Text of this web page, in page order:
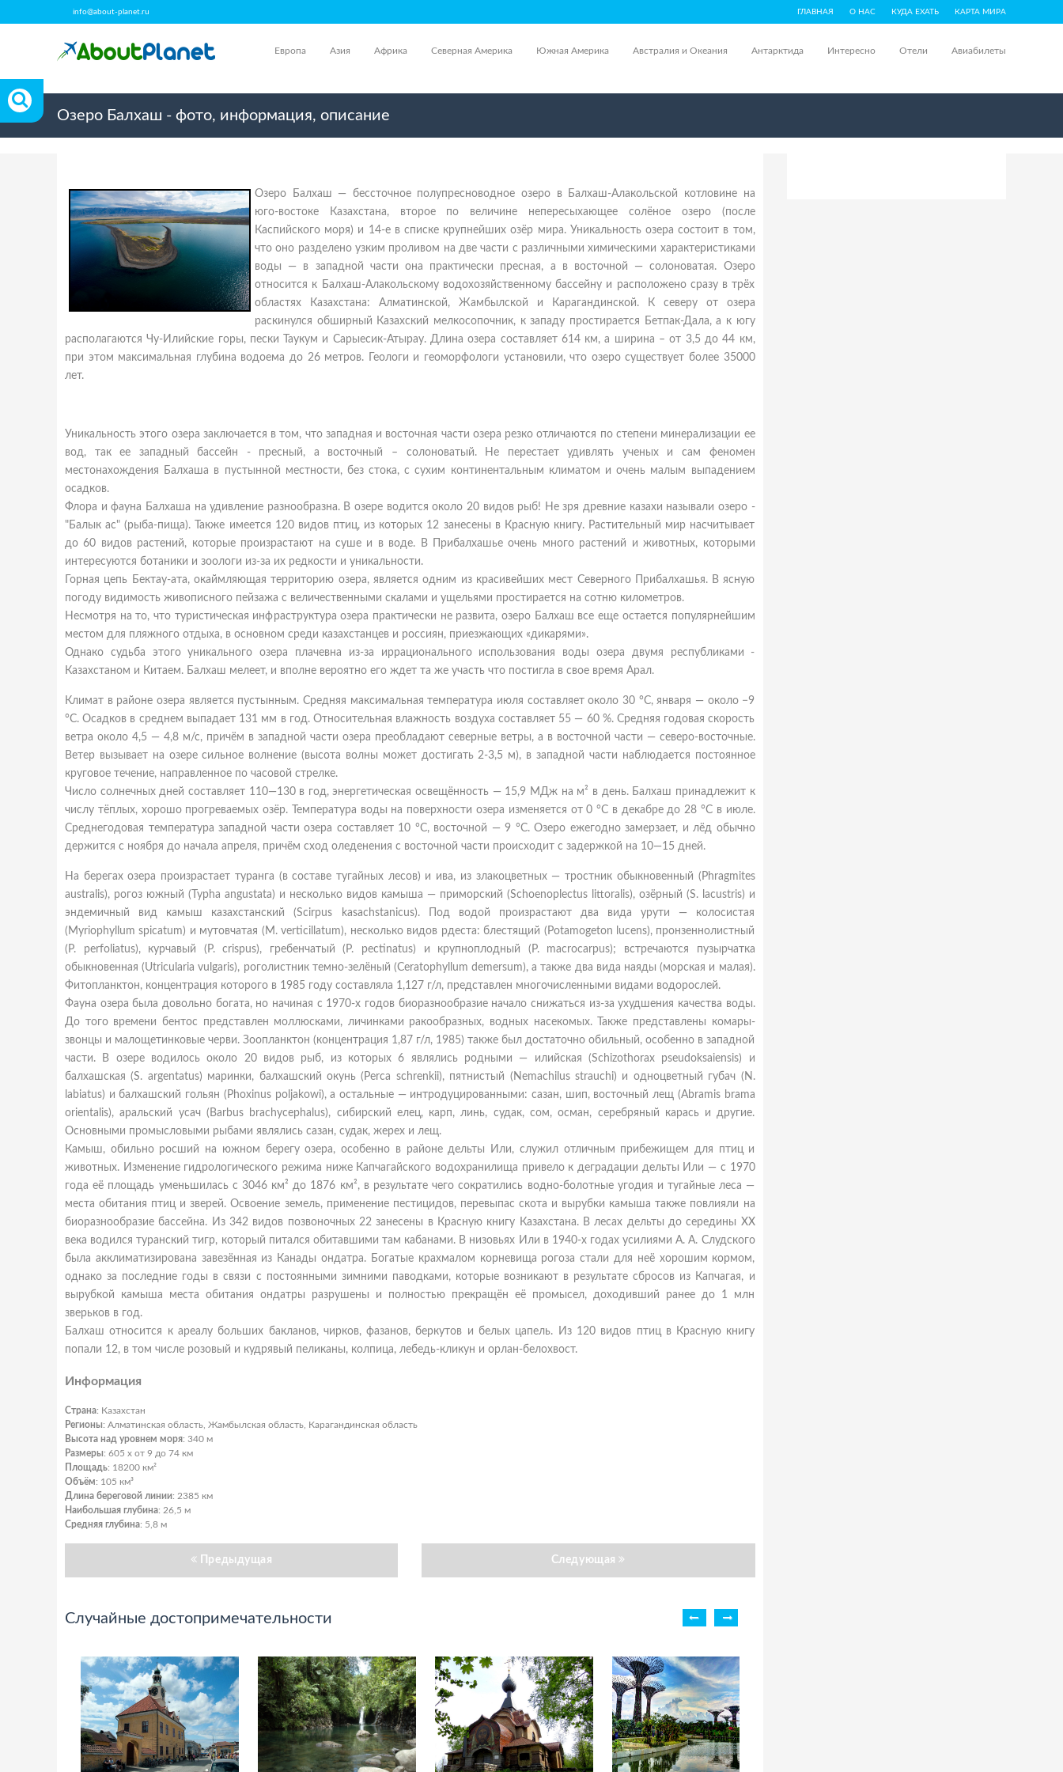
info@about-planet.ru ГЛАВНАЯ О НАС КУДА ЕХАТЬ КАРТА МИРА
Европа Азия Африка Северная Америка Южная Америка Австралия и Океания Антарктида Интересно Отели Авиабилеты
Озеро Балхаш - фото, информация, описание
Озеро Балхаш — бессточное полупресноводное озеро в Балхаш-Алакольской котловине на
юго-востоке Казахстана, второе по величине непересыхающее солёное озеро (после
Каспийского моря) и 14-е в списке крупнейших озёр мира. Уникальность озера состоит в том,
что оно разделено узким проливом на две части с различными химическими характеристиками
воды — в западной части она практически пресная, а в восточной — солоноватая. Озеро
относится к Балхаш-Алакольскому водохозяйственному бассейну и расположено сразу в трёх
областях Казахстана: Алматинской, Жамбылской и Карагандинской. К северу от озера
раскинулся обширный Казахский мелкосопочник, к западу простирается Бетпак-Дала, а к югу
располагаются Чу-Илийские горы, пески Таукум и Сарыесик-Атырау. Длина озера составляет 614 км, а ширина – от 3,5 до 44 км,
при этом максимальная глубина водоема до 26 метров. Геологи и геоморфологи установили, что озеро существует более 35000
лет.
Уникальность этого озера заключается в том, что западная и восточная части озера резко отличаются по степени минерализации ее
вод, так ее западный бассейн - пресный, а восточный – солоноватый. Не перестает удивлять ученых и сам феномен
местонахождения Балхаша в пустынной местности, без стока, с сухим континентальным климатом и очень малым выпадением
осадков.
Флора и фауна Балхаша на удивление разнообразна. В озере водится около 20 видов рыб! Не зря древние казахи называли озеро -
"Балык ас" (рыба-пища). Также имеется 120 видов птиц, из которых 12 занесены в Красную книгу. Растительный мир насчитывает
до 60 видов растений, которые произрастают на суше и в воде. В Прибалхашье очень много растений и животных, которыми
интересуются ботаники и зоологи из-за их редкости и уникальности.
Горная цепь Бектау-ата, окаймляющая территорию озера, является одним из красивейших мест Северного Прибалхашья. В ясную
погоду видимость живописного пейзажа с величественными скалами и ущельями простирается на сотню километров.
Несмотря на то, что туристическая инфраструктура озера практически не развита, озеро Балхаш все еще остается популярнейшим
местом для пляжного отдыха, в основном среди казахстанцев и россиян, приезжающих «дикарями».
Однако судьба этого уникального озера плачевна из-за иррационального использования воды озера двумя республиками -
Казахстаном и Китаем. Балхаш мелеет, и вполне вероятно его ждет та же участь что постигла в свое время Арал.
Климат в районе озера является пустынным. Средняя максимальная температура июля составляет около 30 °C, января — около −9
°C. Осадков в среднем выпадает 131 мм в год. Относительная влажность воздуха составляет 55 — 60 %. Средняя годовая скорость
ветра около 4,5 — 4,8 м/с, причём в западной части озера преобладают северные ветры, а в восточной части — северо-восточные.
Ветер вызывает на озере сильное волнение (высота волны может достигать 2-3,5 м), в западной части наблюдается постоянное
круговое течение, направленное по часовой стрелке.
Число солнечных дней составляет 110—130 в год, энергетическая освещённость — 15,9 МДж на м² в день. Балхаш принадлежит к
числу тёплых, хорошо прогреваемых озёр. Температура воды на поверхности озера изменяется от 0 °C в декабре до 28 °C в июле.
Среднегодовая температура западной части озера составляет 10 °C, восточной — 9 °C. Озеро ежегодно замерзает, и лёд обычно
держится с ноября до начала апреля, причём сход оледенения с восточной части происходит с задержкой на 10—15 дней.
На берегах озера произрастает туранга (в составе тугайных лесов) и ива, из злакоцветных — тростник обыкновенный (Phragmites
australis), рогоз южный (Typha angustata) и несколько видов камыша — приморский (Schoenoplectus littoralis), озёрный (S. lacustris) и
эндемичный вид камыш казахстанский (Scirpus kasachstanicus). Под водой произрастают два вида урути — колосистая
(Myriophyllum spicatum) и мутовчатая (M. verticillatum), несколько видов рдеста: блестящий (Potamogeton lucens), пронзеннолистный
(P. perfoliatus), курчавый (P. crispus), гребенчатый (P. pectinatus) и крупноплодный (P. macrocarpus); встречаются пузырчатка
обыкновенная (Utricularia vulgaris), роголистник темно-зелёный (Ceratophyllum demersum), а также два вида наяды (морская и малая).
Фитопланктон, концентрация которого в 1985 году составляла 1,127 г/л, представлен многочисленными видами водорослей.
Фауна озера была довольно богата, но начиная с 1970-х годов биоразнообразие начало снижаться из-за ухудшения качества воды.
До того времени бентос представлен моллюсками, личинками ракообразных, водных насекомых. Также представлены комары-
звонцы и малощетинковые черви. Зоопланктон (концентрация 1,87 г/л, 1985) также был достаточно обильный, особенно в западной
части. В озере водилось около 20 видов рыб, из которых 6 являлись родными — илийская (Schizothorax pseudoksaiensis) и
балхашская (S. argentatus) маринки, балхашский окунь (Perca schrenkii), пятнистый (Nemachilus strauchi) и одноцветный губач (N.
labiatus) и балхашский гольян (Phoxinus poljakowi), а остальные — интродуцированными: сазан, шип, восточный лещ (Abramis brama
orientalis), аральский усач (Barbus brachycephalus), сибирский елец, карп, линь, судак, сом, осман, серебряный карась и другие.
Основными промысловыми рыбами являлись сазан, судак, жерех и лещ.
Камыш, обильно росший на южном берегу озера, особенно в районе дельты Или, служил отличным прибежищем для птиц и
животных. Изменение гидрологического режима ниже Капчагайского водохранилища привело к деградации дельты Или — с 1970
года её площадь уменьшилась с 3046 км² до 1876 км², в результате чего сократились водно-болотные угодия и тугайные леса —
места обитания птиц и зверей. Освоение земель, применение пестицидов, перевыпас скота и вырубки камыша также повлияли на
биоразнообразие бассейна. Из 342 видов позвоночных 22 занесены в Красную книгу Казахстана. В лесах дельты до середины XX
века водился туранский тигр, который питался обитавшими там кабанами. В низовьях Или в 1940-х годах усилиями А. А. Слудского
была акклиматизирована завезённая из Канады ондатра. Богатые крахмалом корневища рогоза стали для неё хорошим кормом,
однако за последние годы в связи с постоянными зимними паводками, которые возникают в результате сбросов из Капчагая, и
вырубкой камыша места обитания ондатры разрушены и полностью прекращён её промысел, доходивший ранее до 1 млн
зверьков в год.
Балхаш относится к ареалу больших бакланов, чирков, фазанов, беркутов и белых цапель. Из 120 видов птиц в Красную книгу
попали 12, в том числе розовый и кудрявый пеликаны, колпица, лебедь-кликун и орлан-белохвост.
Информация
Страна: Казахстан
Регионы: Алматинская область, Жамбылская область, Карагандинская область
Высота над уровнем моря: 340 м
Размеры: 605 x от 9 до 74 км
Площадь: 18200 км²
Объём: 105 км³
Длина береговой линии: 2385 км
Наибольшая глубина: 26,5 м
Средняя глубина: 5,8 м
Предыдущая Следующая
Случайные достопримечательности